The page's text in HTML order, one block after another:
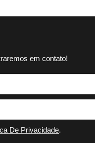
em contato!
De Privacidade.